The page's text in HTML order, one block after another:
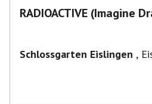
RADIOACTIVE (Imagine
Schlossgarten Eislingen ,